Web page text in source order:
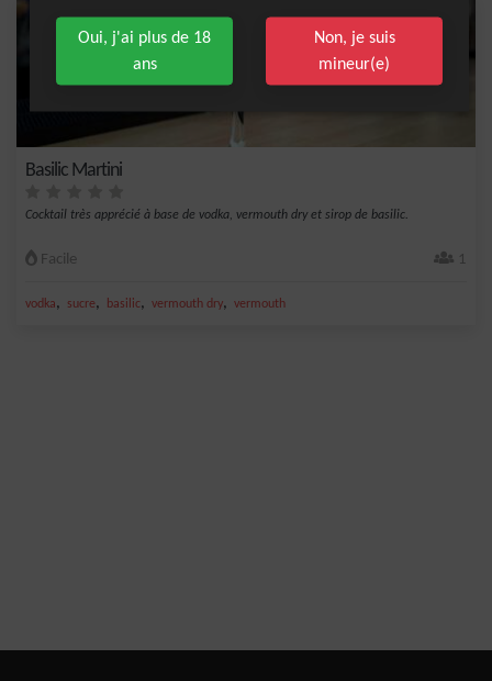
Basilic Martini
Cocktail très apprécié à base de vodka, vermouth dry et sirop de basilic.
Facile 1
vodka, sucre, basilic, vermouth dry, vermouth
Oui, j'ai plus de 18
ans
Non, je suis
mineur(e)